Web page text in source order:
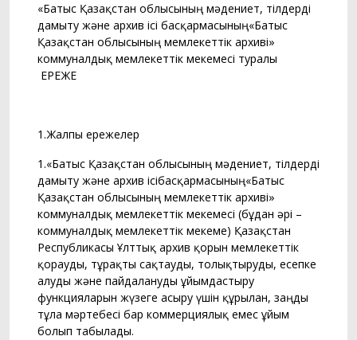
«Батыс Қазақстан облысының мәдениет, тілдерді
дамыту және архив ісі басқармасының«Батыс
Қазақстан облысының мемлекеттік архиві»
коммуналдық мемлекеттік мекемесі туралы
ЕРЕЖЕ
1.Жалпы ережелер
1.«Батыс Қазақстан облысының мәдениет, тілдерді
дамыту және архив ісібасқармасының«Батыс
Қазақстан облысының мемлекеттік архиві»
коммуналдық мемлекеттік мекемесі (бұдан әрі –
коммуналдық мемлекеттік мекеме) Қазақстан
Республикасы Ұлттық архив қорын мемлекеттік
қорғауды, тұрақты сақтауды, толықтыруды, есепке
алуды және пайдалануды ұйымдастыру
функцияларын жүзеге асыру үшін құрылған, заңды
тұлға мәртебесі бар коммерциялық емес ұйым
болып табылады.